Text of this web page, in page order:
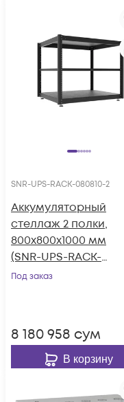
SNR-UPS-RACK-080810-2
Аккумуляторный
стеллаж 2 полки,
800х800х1000 мм
(SNR-UPS-RACK-
080810-2)
Под заказ
8 180 958 сум
В корзину